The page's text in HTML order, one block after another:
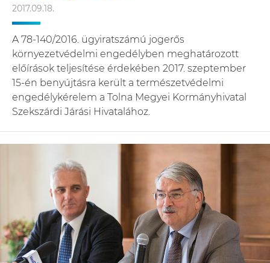
2017.09.18.
A 78-140/2016. ügyiratszámú jogerős
környezetvédelmi engedélyben meghatározott
előírások teljesítése érdekében 2017. szeptember
15-én benyújtásra került a természetvédelmi
engedélykérelem a Tolna Megyei Kormányhivatal
Szekszárdi Járási Hivatalához.